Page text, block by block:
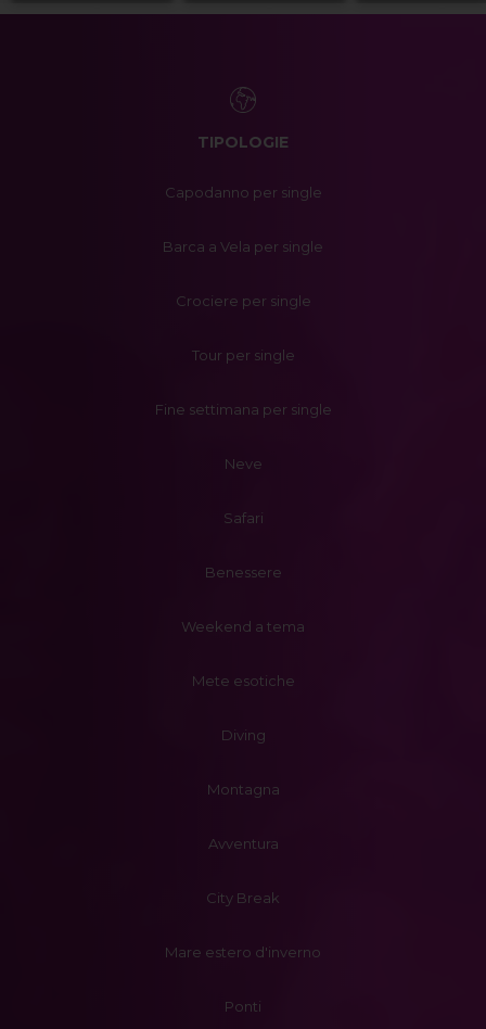
TIPOLOGIE
Capodanno per single
Barca a Vela per single
Crociere per single
Tour per single
Fine settimana per single
Neve
Safari
Benessere
Weekend a tema
Mete esotiche
Diving
Montagna
Avventura
City Break
Mare estero d'inverno
Ponti